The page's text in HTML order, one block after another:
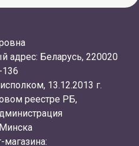
адрес: Беларусь, 220020
13.12.2013 г.
реестре РБ,